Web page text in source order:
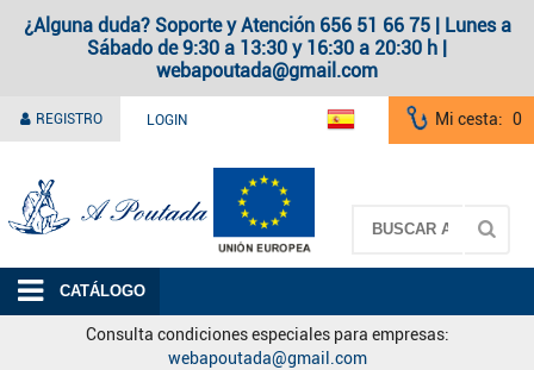
¿Alguna duda? Soporte y Atención 656 51 66 75 | Lunes a
Sábado de 9:30 a 13:30 y 16:30 a 20:30 h |
webapoutada@gmail.com
REGISTRO LOGIN Mi cesta: 0
CATÁLOGO
Consulta condiciones especiales para empresas:
webapoutada@gmail.com